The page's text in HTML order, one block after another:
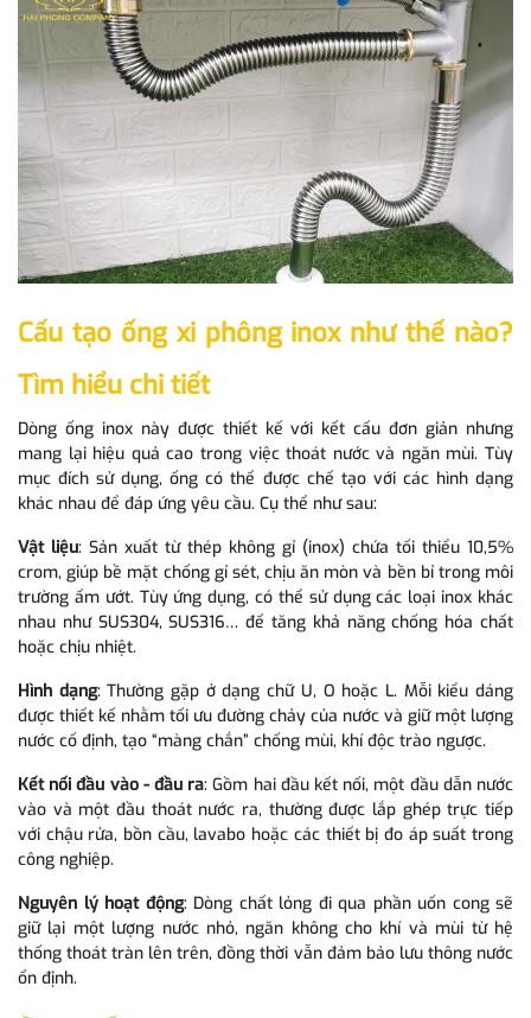
Cấu tạo ống xi phông inox như thế nào?
Tìm hiểu chi tiết
Dòng ống inox này được thiết kế với kết cấu đơn giản nhưng
mang lại hiệu quả cao trong việc thoát nước và ngăn mùi. Tùy
mục đích sử dụng, ống có thể được chế tạo với các hình dạng
khác nhau để đáp ứng yêu cầu. Cụ thể như sau:
Vật liệu: Sản xuất từ thép không gỉ (inox) chứa tối thiểu 10,5%
crom, giúp bề mặt chống gỉ sét, chịu ăn mòn và bền bỉ trong môi
trường ẩm ướt. Tùy ứng dụng, có thể sử dụng các loại inox khác
nhau như SUS304, SUS316… để tăng khả năng chống hóa chất
hoặc chịu nhiệt.
Hình dạng: Thường gặp ở dạng chữ U, O hoặc L. Mỗi kiểu dáng
được thiết kế nhằm tối ưu đường chảy của nước và giữ một lượng
nước cố định, tạo “màng chắn” chống mùi, khí độc trào ngược.
Kết nối đầu vào - đầu ra: Gồm hai đầu kết nối, một đầu dẫn nước
vào và một đầu thoát nước ra, thường được lắp ghép trực tiếp
với chậu rửa, bồn cầu, lavabo hoặc các thiết bị đo áp suất trong
công nghiệp.
Nguyên lý hoạt động: Dòng chất lỏng đi qua phần uốn cong sẽ
giữ lại một lượng nước nhỏ, ngăn không cho khí và mùi từ hệ
thống thoát tràn lên trên, đồng thời vẫn đảm bảo lưu thông nước
ổn định.